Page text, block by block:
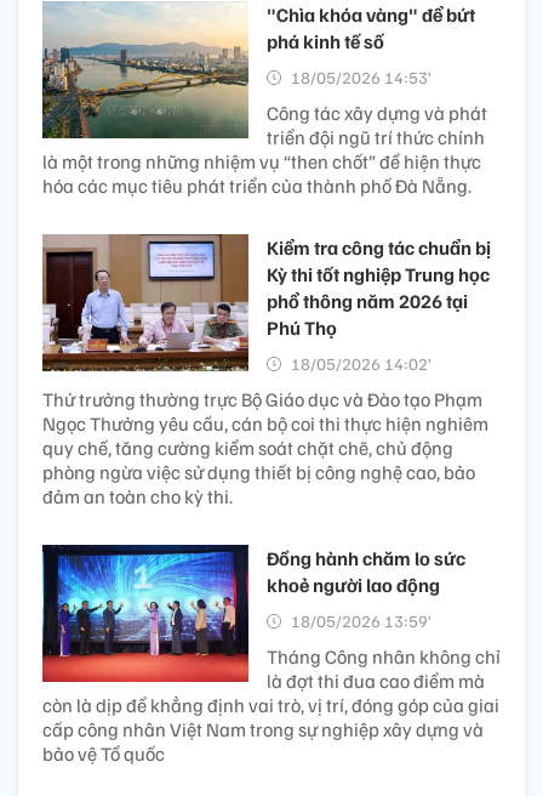
"Chìa khóa vàng" để bứt
phá kinh tế số
18/05/2026 14:53’
Công tác xây dựng và phát
triển đội ngũ trí thức chính
là một trong những nhiệm vụ “then chốt” để hiện thực
hóa các mục tiêu phát triển của thành phố Đà Nẵng.
Kiểm tra công tác chuẩn bị
Kỳ thi tốt nghiệp Trung học
phổ thông năm 2026 tại
Phú Thọ
18/05/2026 14:02’
Thứ trưởng thường trực Bộ Giáo dục và Đào tạo Phạm
Ngọc Thưởng yêu cầu, cán bộ coi thi thực hiện nghiêm
quy chế, tăng cường kiểm soát chặt chẽ, chủ động
phòng ngừa việc sử dụng thiết bị công nghệ cao, bảo
đảm an toàn cho kỳ thi.
Đồng hành chăm lo sức
khoẻ người lao động
18/05/2026 13:59’
Tháng Công nhân không chỉ
là đợt thi đua cao điểm mà
còn là dịp để khẳng định vai trò, vị trí, đóng góp của giai
cấp công nhân Việt Nam trong sự nghiệp xây dựng và
bảo vệ Tổ quốc